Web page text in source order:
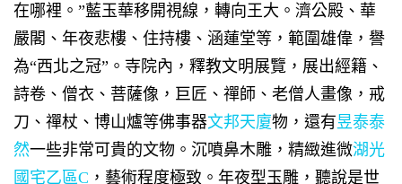
在哪裡。”藍玉華移開視線，轉向王大。濟公殿、華
嚴閣、年夜悲樓、住持樓、涵蓮堂等，範圍雄偉，譽
為“西北之冠”。寺院內，釋教文明展覽，展出經籍、
詩卷、僧衣、菩薩像，巨匠、禪師、老僧人畫像，戒
刀、禪杖、博山爐等佛事器文邦天廈物，還有昱泰泰
然一些非常可貴的文物。沉噴鼻木雕，精緻進微湖光
國宅乙區C ，藝術程度極致。年夜型玉雕，聽說是世